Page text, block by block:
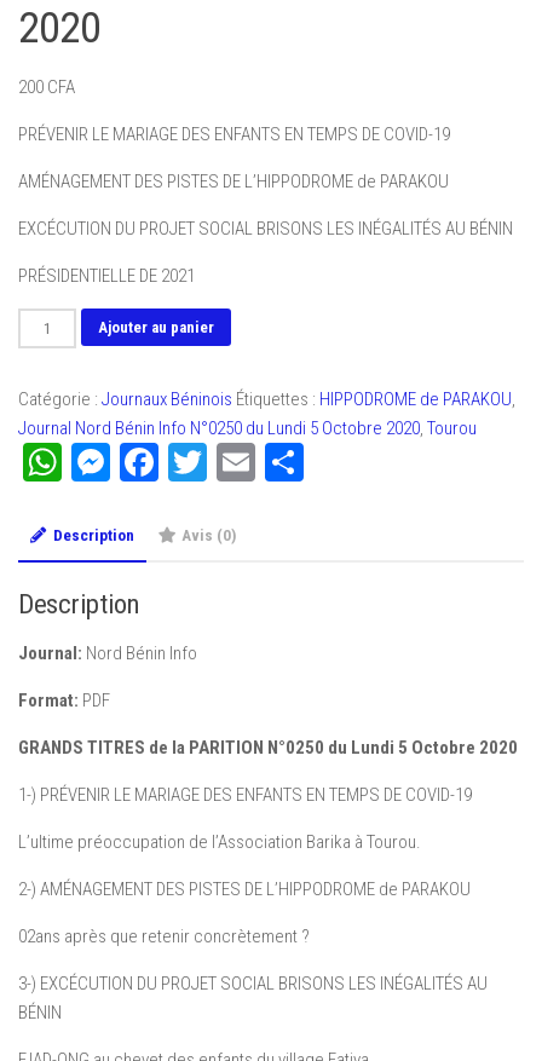
2020
200 CFA
PRÉVENIR LE MARIAGE DES ENFANTS EN TEMPS DE COVID-19
AMÉNAGEMENT DES PISTES DE L’HIPPODROME de PARAKOU
EXCÉCUTION DU PROJET SOCIAL BRISONS LES INÉGALITÉS AU BÉNIN
PRÉSIDENTIELLE DE 2021
quantité
de
Nord
Bénin
Info
Octobre
Ajouter au panier
Catégorie : Journaux Béninois Étiquettes : HIPPODROME de PARAKOU,
Journal Nord Bénin Info N°0250 du Lundi 5 Octobre 2020, Tourou
WhatsApp
Messenger
Facebook
TwitterEmail
Description Avis (0)
Description
Journal: Nord Bénin Info
Format: PDF
GRANDS TITRES de la PARITION N°0250 du Lundi 5 Octobre 2020
1-) PRÉVENIR LE MARIAGE DES ENFANTS EN TEMPS DE COVID-19
L’ultime préoccupation de l’Association Barika à Tourou.
2-) AMÉNAGEMENT DES PISTES DE L’HIPPODROME de PARAKOU
02ans après que retenir concrètement ?
3-) EXCÉCUTION DU PROJET SOCIAL BRISONS LES INÉGALITÉS AU
BÉNIN